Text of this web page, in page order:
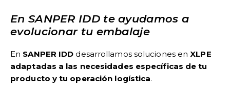
En SANPER IDD te ayudamos a
evolucionar tu embalaje
En SANPER IDD desarrollamos soluciones enXLPE
adaptadas a las necesidades específicas de tu
producto y tu operación logística.